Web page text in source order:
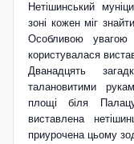
Нетішинський
зоні кожен міг
Особливою увагою
користувалася
Дванадцять
талановитими
площі біля
виставлена
приурочена цьому